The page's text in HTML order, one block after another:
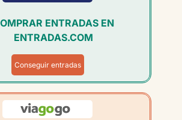
ENTRADAS EN
ENTRADAS.COM
Conseguir entradas